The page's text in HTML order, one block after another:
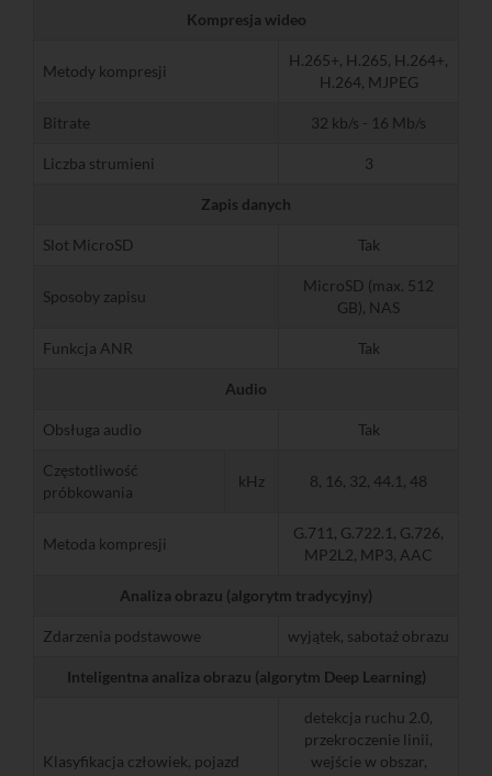
Kompresja wideo
Metody kompresji
H.265+, H.265, H.264+,
H.264, MJPEG
Bitrate 32 kb/s - 16 Mb/s
Liczba strumieni 3
Zapis danych
Slot MicroSD Tak
Sposoby zapisu
MicroSD (max. 512
GB), NAS
Funkcja ANR Tak
Audio
Obsługa audio Tak
Częstotliwość
próbkowania
kHz 8, 16, 32, 44.1, 48
Metoda kompresji
G.711, G.722.1, G.726,
MP2L2, MP3, AAC
Analiza obrazu (algorytm tradycyjny)
Zdarzenia podstawowe wyjątek, sabotaż obrazu
Inteligentna analiza obrazu (algorytm Deep Learning)
Klasyfikacja człowiek, pojazd
detekcja ruchu 2.0,
przekroczenie linii,
wejście w obszar,